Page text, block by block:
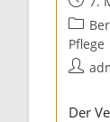
Pflege
Der